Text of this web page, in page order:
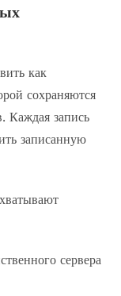
как
сохраняются
Каждая запись
записанную
сервера